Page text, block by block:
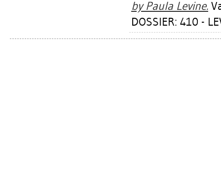
by Paula Levine.
DOSSIER: 410 -